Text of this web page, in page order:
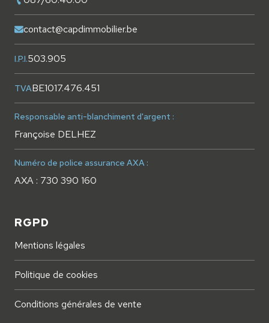
contact@capdimmobilier.be
I.P.I.503.905
TVABE1017.476.451
Responsable anti-blanchiment d'argent :
Françoise DELHEZ
Numéro de police assurance AXA :
AXA : 730 390 160
RGPD
Mentions légales
Politique de cookies
Conditions générales de vente